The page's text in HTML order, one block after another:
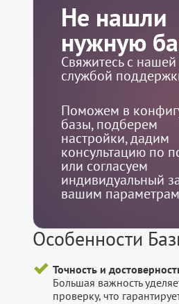
Не нашли
нужную
Свяжитесь с нашей
службой
Поможем в
базы, подберем
настройки, дадим
консультацию по
или согласуем
индивидуальный
вашим параметрам
Особенности
Точность и
Большая важность
проверку, что